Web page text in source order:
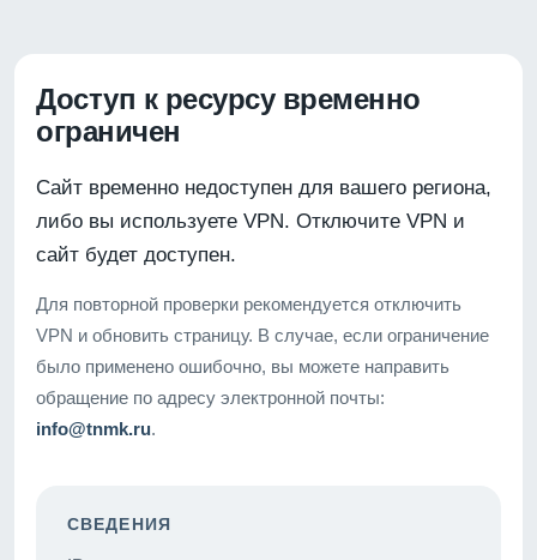
Доступ к ресурсу временно
ограничен
Сайт временно недоступен для вашего региона,
либо вы используете VPN. Отключите VPN и
сайт будет доступен.
Для повторной проверки рекомендуется отключить
VPN и обновить страницу. В случае, если ограничение
было применено ошибочно, вы можете направить
обращение по адресу электронной почты:
info@tnmk.ru.
СВЕДЕНИЯ